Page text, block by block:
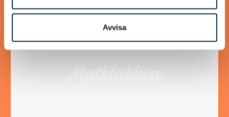
Avvisa